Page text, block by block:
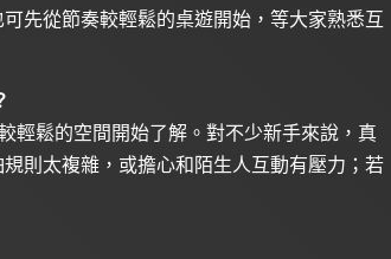
先從節奏較輕鬆的桌遊開始，等大家熟悉互
輕鬆的空間開始了解。對不少新手來說，真
則太複雜，或擔心和陌生人互動有壓力；若